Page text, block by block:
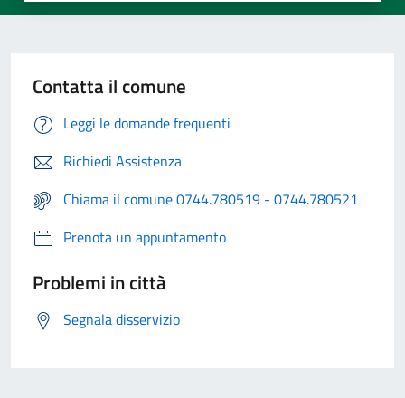
Contatta il comune
Leggi le domande frequenti
Richiedi Assistenza
Chiama il comune 0744.780519 - 0744.780521
Prenota un appuntamento
Problemi in città
Segnala disservizio